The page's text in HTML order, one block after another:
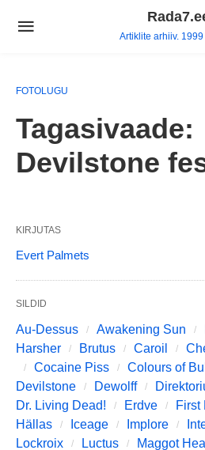
Artiklite arhiiv.
FOTOLUGU
Tagasivaade:
Devilstone
KIRJUTAS
Evert Palmets
SILDID
Au-Dessus Awakening Sun
Harsher
Brutus Caroil
Cocaine Piss
Colours of
Devilstone
Dewolff
Dr. Living Dead!
Erdve First
Hällas
Iceage Implore
Lockroix
Luctus Maggot